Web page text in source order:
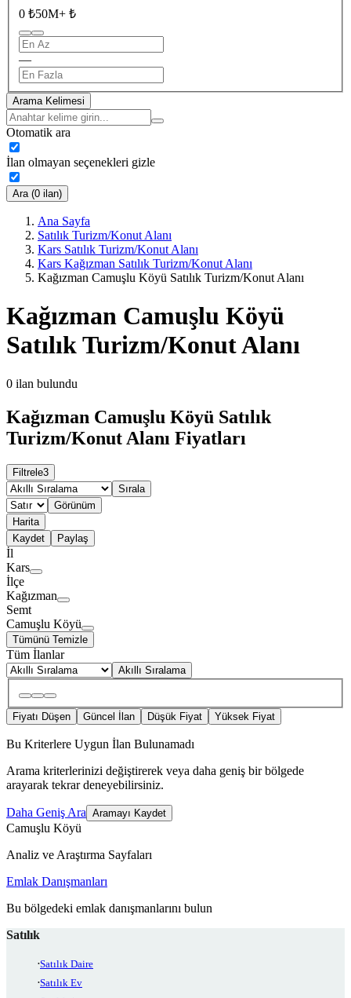
0 ₺50M+ ₺
—
Arama Kelimesi
Otomatik ara
İlan olmayan seçenekleri gizle
Ara (0 ilan)
Ana Sayfa
Satılık Turizm/Konut Alanı
Kars Satılık Turizm/Konut Alanı
Kars Kağızman Satılık Turizm/Konut Alanı
Kağızman Camuşlu Köyü Satılık Turizm/Konut Alanı
Kağızman Camuşlu Köyü
Satılık Turizm/Konut Alanı
0 ilan bulundu
Kağızman Camuşlu Köyü Satılık
Turizm/Konut Alanı Fiyatları
Filtrele3
Sırala
Görünüm
Harita
Kaydet
Paylaş
İl
Kars
İlçe
Kağızman
Semt
Camuşlu Köyü
Tümünü Temizle
Tüm İlanlar
Akıllı Sıralama
Fiyatı Düşen Güncel İlan Düşük Fiyat Yüksek Fiyat
Bu Kriterlere Uygun İlan Bulunamadı
Arama kriterlerinizi değiştirerek veya daha geniş bir bölgede
arayarak tekrar deneyebilirsiniz.
Daha Geniş Ara Aramayı Kaydet
Camuşlu Köyü
Analiz ve Araştırma Sayfaları
Emlak Danışmanları
Bu bölgedeki emlak danışmanlarını bulun
Satılık
Satılık Daire
Satılık Ev